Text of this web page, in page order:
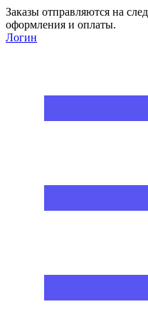
Заказы отправляются на
оформления и оплаты.
Логин